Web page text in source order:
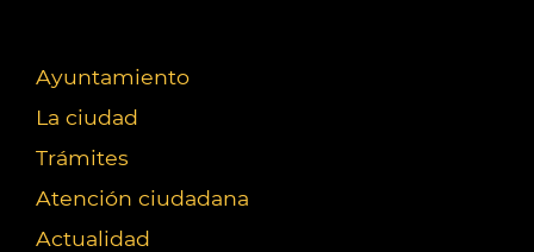
Ayuntamiento
La ciudad
Trámites
Atención ciudadana
Actualidad